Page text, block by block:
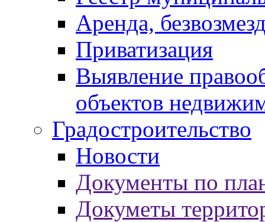
Аренда,
Приватизация
Выявление
объектов
Градостроительство
Новости
Документы по
Докуметы